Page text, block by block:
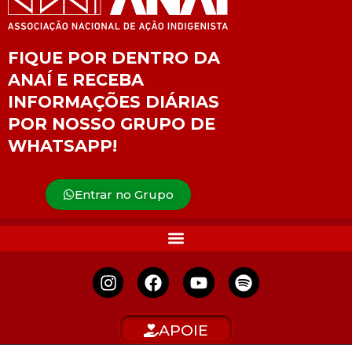
FIQUE POR DENTRO DA
ANAÍ E RECEBA
INFORMAÇÕES DIÁRIAS
POR NOSSO GRUPO DE
WHATSAPP!
Entrar no Grupo
APOIE